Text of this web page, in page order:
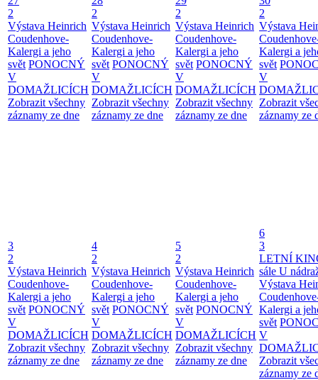
2
Výstava Heinrich
Coudenhove-
Kalergi a jeho
svět PONOCNÝ
V
DOMAŽLICÍCH
Zobrazit všechny
záznamy ze dne
2
Výstava Heinrich
Coudenhove-
Kalergi a jeho
svět PONOCNÝ
V
DOMAŽLICÍCH
Zobrazit všechny
záznamy ze dne
2
Výstava Heinrich
Coudenhove-
Kalergi a jeho
svět PONOCNÝ
V
DOMAŽLICÍCH
Zobrazit všechny
záznamy ze dne
2
Výstava
Kalergi a
svět
V
Zobrazit
záznamy ze
3
2
Výstava Heinrich
Coudenhove-
Kalergi a jeho
svět PONOCNÝ
V
DOMAŽLICÍCH
Zobrazit všechny
záznamy ze dne
4
2
Výstava Heinrich
Coudenhove-
Kalergi a jeho
svět PONOCNÝ
V
DOMAŽLICÍCH
Zobrazit všechny
záznamy ze dne
5
2
Výstava Heinrich
Coudenhove-
Kalergi a jeho
svět PONOCNÝ
V
DOMAŽLICÍCH
Zobrazit všechny
záznamy ze dne
6
3
LETNÍ
sále U
Výstava
Kalergi a
svět
V
Zobrazit
záznamy ze